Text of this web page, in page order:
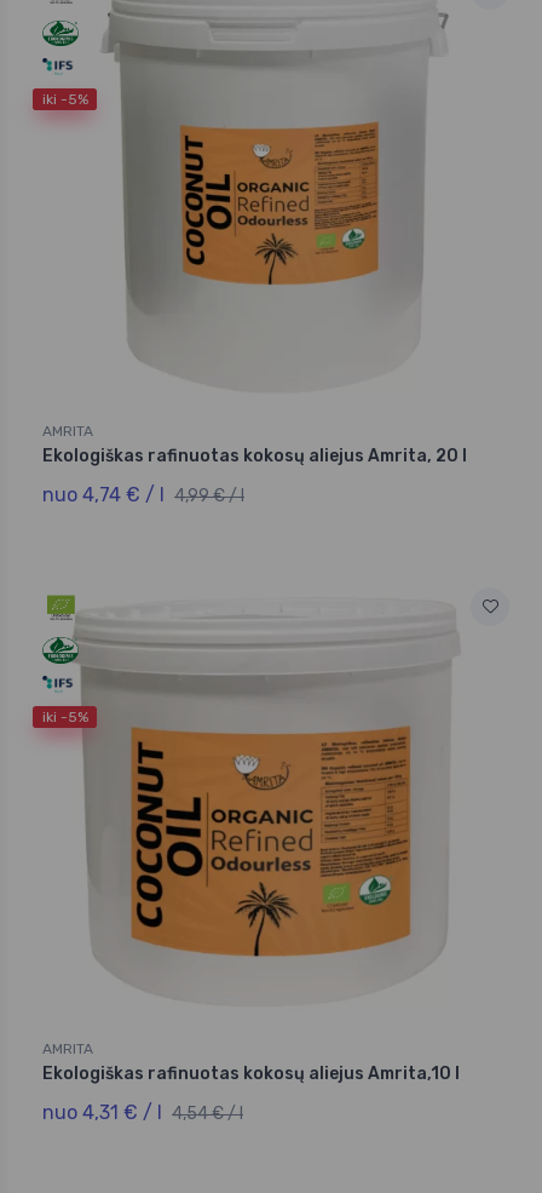
iki -5%
AMRITA
Ekologiškas rafinuotas kokosų aliejus Amrita, 20 l
nuo 4,74 € / l 4,99 € / l
iki -5%
AMRITA
Ekologiškas rafinuotas kokosų aliejus Amrita,10 l
nuo 4,31 € / l 4,54 € / l